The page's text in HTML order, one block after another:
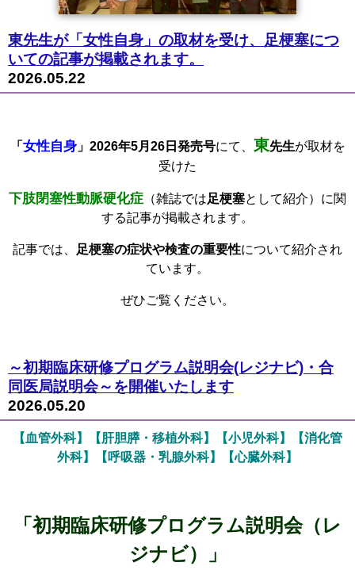
東先生が「女性自身」の取材を受け、足梗塞につ
いての記事が掲載されます。
2026.05.22
「 女性自身」 2026年5月 26日発売号にて、 東先生が取材を
受けた
下肢閉塞性動脈硬化症 （雑誌では足梗塞として紹介）に関
する記事が掲載されます。
記事では、 足梗塞の症状や検査の重要性について紹介され
ています。
ぜひご覧ください。
～初期臨床研修プログラム説明会(レジナビ)・合
同医局説明会～を開催いたします
2026.05.20
【血管外科】【肝胆膵・移植外科】【小児外科】【消化管
外科】【呼吸器・乳腺外科】【心臓外科】
「初期臨床研修プログラム説明会（レ
ジナビ）」